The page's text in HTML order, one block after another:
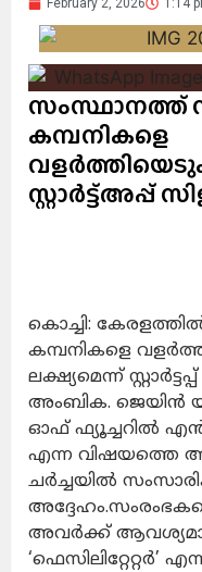
February 2, 2026 1:14
സംസ്ഥാനത്ത്
കമ്പനികളെ
കൊച്ചി:
കമ്പനികളെ
ലക്ഷ്യമെന്ന്
അംബിക. ജെയിൻ
ഓഫ് ഫ്യൂച്ചറിൽ
എന്ന വിഷയത്തെ
ചർച്ചയിൽ
അവർക്ക്
‘ഫെസിലിറ്റേറ്റർ’